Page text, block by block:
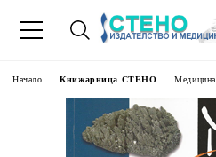
Начало Книжарница СТЕНО Медицина